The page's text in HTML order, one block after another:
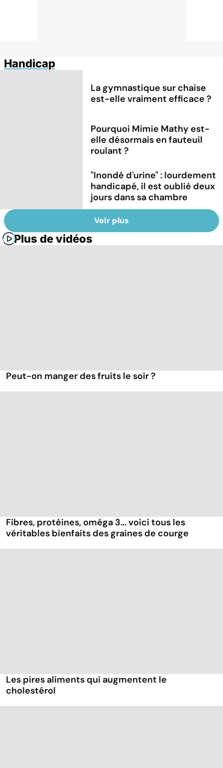
Handicap
La gymnastique sur chaise
est-elle vraiment efficace ?
Pourquoi Mimie Mathy est-
elle désormais en fauteuil
roulant ?
"Inondé d'urine" : lourdement
handicapé, il est oublié deux
jours dans sa chambre
Voir plus
Plus de vidéos
Peut-on manger des fruits le soir ?
Fibres, protéines, oméga 3... voici tous les
véritables bienfaits des graines de courge
Les pires aliments qui augmentent le
cholestérol